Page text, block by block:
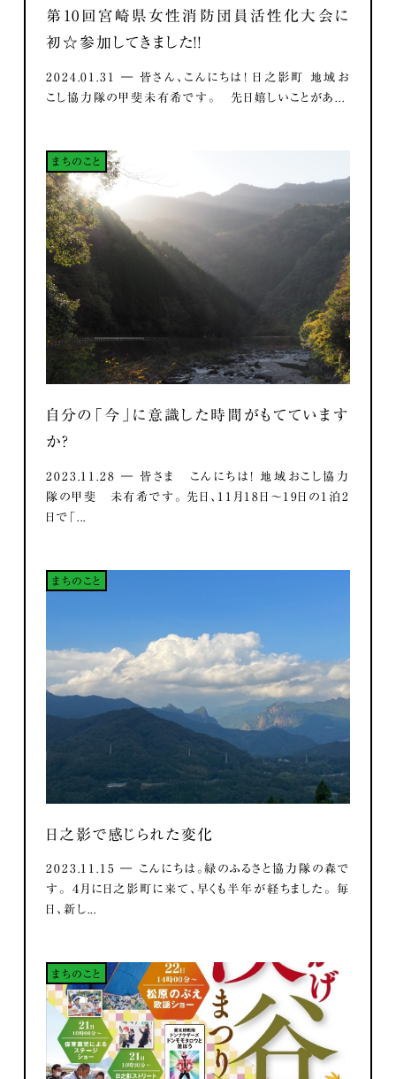
第10回宮崎県女性消防団員活性化大会に
初☆参加してきました！！
2024.01.31 ― 皆さん、こんにちは！ 日之影町 地域お
こし協力隊の甲斐未有希です。 先日嬉しいことがあ...
まちのこと
自分の「今」に意識した時間がもてています
か？
2023.11.28 ― 皆さま こんにちは！ 地域おこし協力
隊の甲斐 未有希です。 先日、11月18日～19日の1泊2
日で「...
まちのこと
日之影で感じられた変化
2023.11.15 ― こんにちは。緑のふるさと協力隊の森で
す。 ４月に日之影町に来て、早くも半年が経ちました。 毎
日、新し...
まちのこと